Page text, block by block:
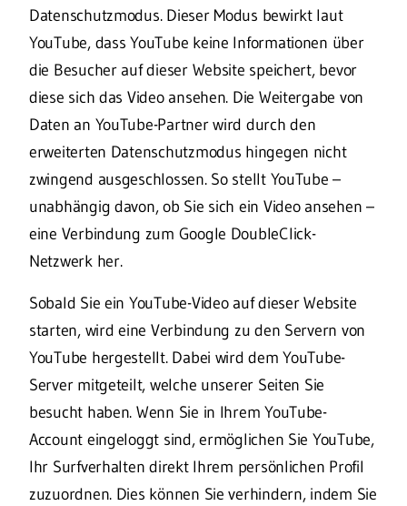
Datenschutzmodus. Dieser Modus bewirkt laut
YouTube, dass YouTube keine Informationen über
die Besucher auf dieser Website speichert, bevor
diese sich das Video ansehen. Die Weitergabe von
Daten an YouTube-Partner wird durch den
erweiterten Datenschutzmodus hingegen nicht
zwingend ausgeschlossen. So stellt YouTube –
unabhängig davon, ob Sie sich ein Video ansehen –
eine Verbindung zum Google DoubleClick-
Netzwerk her.
Sobald Sie ein YouTube-Video auf dieser Website
starten, wird eine Verbindung zu den Servern von
YouTube hergestellt. Dabei wird dem YouTube-
Server mitgeteilt, welche unserer Seiten Sie
besucht haben. Wenn Sie in Ihrem YouTube-
Account eingeloggt sind, ermöglichen Sie YouTube,
Ihr Surfverhalten direkt Ihrem persönlichen Profil
zuzuordnen. Dies können Sie verhindern, indem Sie